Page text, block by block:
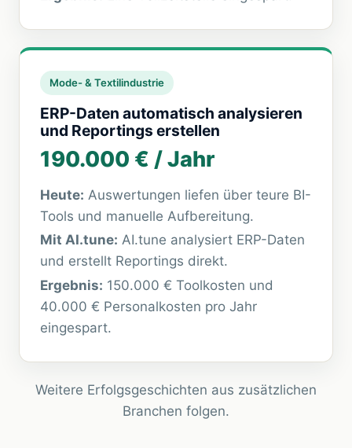
Mode- & Textilindustrie
ERP-Daten automatisch analysieren
und Reportings erstellen
190.000 € / Jahr
Heute: Auswertungen liefen über teure BI-
Tools und manuelle Aufbereitung.
Mit AI.tune: AI.tune analysiert ERP-Daten
und erstellt Reportings direkt.
Ergebnis: 150.000 € Toolkosten und
40.000 € Personalkosten pro Jahr
eingespart.
Weitere Erfolgsgeschichten aus zusätzlichen
Branchen folgen.